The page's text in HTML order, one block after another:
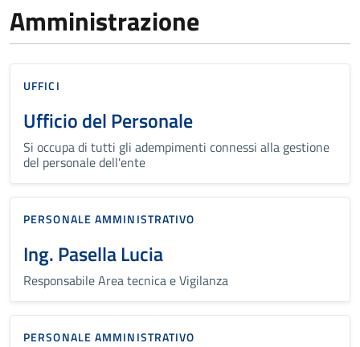
Amministrazione
UFFICI
Ufficio del Personale
Si occupa di tutti gli adempimenti connessi alla gestione
del personale dell'ente
PERSONALE AMMINISTRATIVO
Ing. Pasella Lucia
Responsabile Area tecnica e Vigilanza
PERSONALE AMMINISTRATIVO